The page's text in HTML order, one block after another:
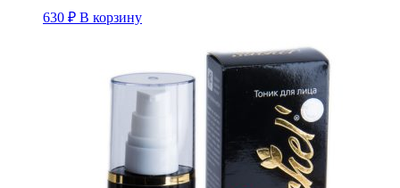
630 ₽ В корзину